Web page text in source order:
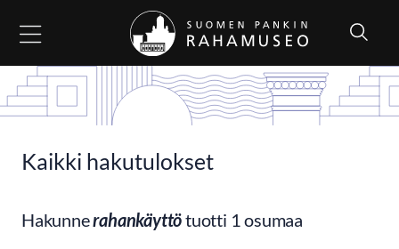
Kaikki hakutulokset
Hakunnerahankäyttötuotti 1 osumaa